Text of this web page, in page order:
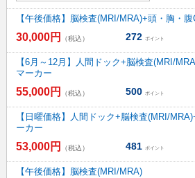
【午後価格】脳検査(MRI/MRA)+頭・胸・
30,000円 （税込） 272 ポイント
【6月～12月】人間ドック+脳検査(MRI/
マーカー
55,000円 （税込） 500 ポイント
【日曜価格】人間ドック+脳検査(MRI/
ーカー
53,000円 （税込） 481 ポイント
【午後価格】脳検査(MRI/MRA)